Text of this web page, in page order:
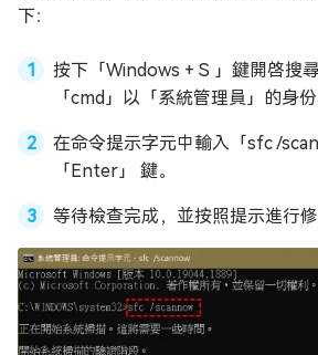
下：
按下「Windows + S 」鍵開啓搜
「cmd」以「系統管理員」的身份
在命令提示字元中輸入「sfc /
「Enter」 鍵。
等待檢查完成，並按照提示進行修